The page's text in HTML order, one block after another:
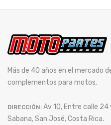
Más de 40 años en el mercado
complementos para motos.
DIRECCIÓN: Av 10, Entre calle
Sabana, San José, Costa Rica.